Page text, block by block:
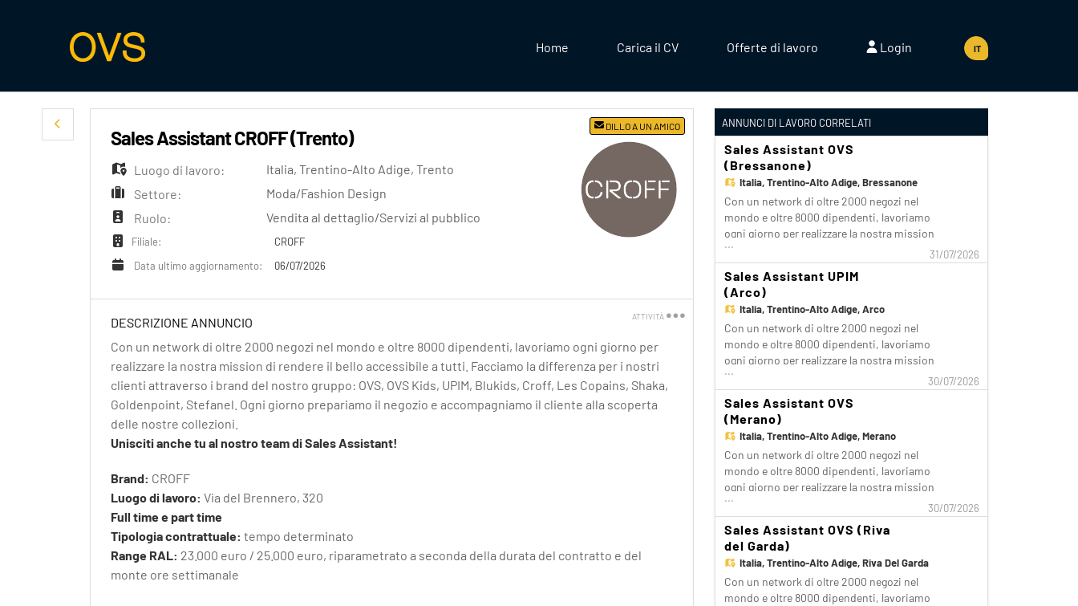
Home Carica il CV Offerte di lavoro Login IT
Sales Assistant CROFF (Trento) DILLO A UN AMICO
Luogo di lavoro: Italia, Trentino-Alto Adige, Trento
Settore:
Moda/Fashion Design
Ruolo:
Vendita al dettaglio/Servizi al pubblico
Filiale:
CROFF
Data ultimo aggiornamento:
06/07/2026
ATTIVITÀ
Stampa
Dillo a un amico
DESCRIZIONE ANNUNCIO
Con un network di oltre 2000 negozi nel mondo e oltre 8000 dipendenti, lavoriamo ogni giorno per
realizzare la nostra mission di rendere il bello accessibile a tutti. Facciamo la differenza per i nostri
clienti attraverso i brand del nostro gruppo: OVS, OVS Kids, UPIM, Blukids, Croff, Les Copains, Shaka,
Goldenpoint, Stefanel. Ogni giorno prepariamo il negozio e accompagniamo il cliente alla scoperta
delle nostre collezioni.
Unisciti anche tu al nostro team di Sales Assistant!
Brand: CROFF
Luogo di lavoro: Via del Brennero, 320
Full time e part time
Tipologia contrattuale: tempo determinato
Range RAL: 23.000 euro / 25.000 euro, riparametrato a seconda della durata del contratto e del
monte ore settimanale
ANNUNCI DI LAVORO CORRELATI
Sales Assistant OVS
(Bressanone)
Italia,Trentino-Alto Adige, Bressanone
Con un network di oltre 2000 negozi nel
mondo e oltre 8000 dipendenti, lavoriamo
ogni giorno per realizzare la nostra mission
di rendere il bello accessibile a tutti.
Facciamo la differenza per i nostri clienti
attraverso i brand del nostro gruppo: OVS,
OVS Kids, UPIM, Blukids, Croff, Les Copains,
S
...
31/07/2026
Sales Assistant UPIM
(Arco)
Italia,Trentino-Alto Adige, Arco
Con un network di oltre 2000 negozi nel
mondo e oltre 8000 dipendenti, lavoriamo
ogni giorno per realizzare la nostra mission
di rendere il bello accessibile a tutti.
Facciamo la differenza per i nostri clienti
attraverso i brand del nostro gruppo: OVS,
OVS Kids, UPIM, Blukids, Croff, Les Copains,
S
...
30/07/2026
Sales Assistant OVS
(Merano)
Italia,Trentino-Alto Adige, Merano
Con un network di oltre 2000 negozi nel
mondo e oltre 8000 dipendenti, lavoriamo
ogni giorno per realizzare la nostra mission
di rendere il bello accessibile a tutti.
Facciamo la differenza per i nostri clienti
attraverso i brand del nostro gruppo: OVS,
OVS Kids, UPIM, Blukids, Croff, Les Copains,
S
...
30/07/2026
Sales Assistant OVS (Riva
del Garda)
Italia,Trentino-Alto Adige, Riva Del Garda
Con un network di oltre 2000 negozi nel
mondo e oltre 8000 dipendenti, lavoriamo